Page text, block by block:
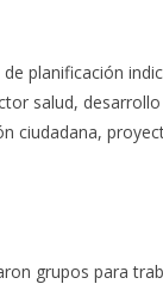
planificación
salud,
ciudadana,
grupos para